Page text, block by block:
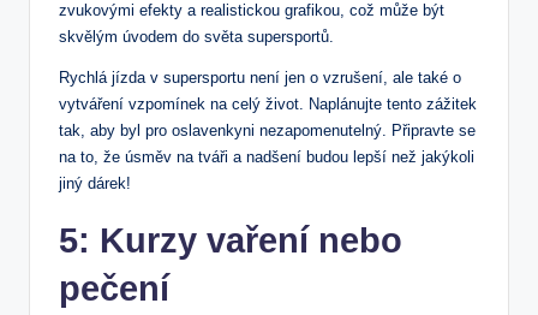
zvukovými efekty a realistickou grafikou, což může být
skvělým úvodem do světa supersportů.
Rychlá jízda v supersportu není jen o vzrušení, ale také o
vytváření vzpomínek na celý život. Naplánujte tento zážitek
tak, aby byl pro oslavenkyni nezapomenutelný. Připravte se
na to, že úsměv na tváři a nadšení budou lepší než jakýkoli
jiný dárek!
5: Kurzy vaření nebo
pečení